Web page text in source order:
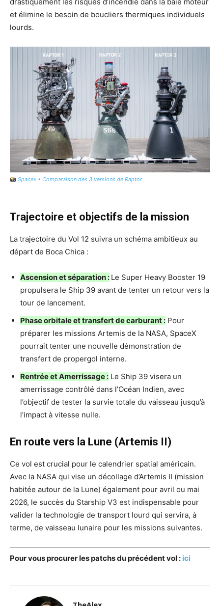
et élimine le besoin de boucliers thermiques individuels
lourds.
Spacex • Comparaison des 3 versions de Raptor
Trajectoire et objectifs de la mission
La trajectoire du Vol 12 suivra un schéma ambitieux au
départ de Boca Chica :
Ascension et séparation : Le Super Heavy Booster 19
propulsera le Ship 39 avant de tenter un retour vers la
tour de lancement.
Phase orbitale et transfert de carburant : Pour
préparer les missions Artemis de la NASA, SpaceX
pourrait tenter une nouvelle démonstration de
transfert de propergol interne.
Rentrée et Amerrissage : Le Ship 39 visera un
amerrissage contrôlé dans l’Océan Indien, avec
l’objectif de tester la survie totale du vaisseau jusqu’à
l’impact à vitesse nulle.
En route vers la Lune (Artemis II)
Ce vol est crucial pour le calendrier spatial américain.
Avec la NASA qui vise un décollage d’Artemis II (mission
habitée autour de la Lune) également pour avril ou mai
2026, le succès du Starship V3 est indispensable pour
valider la technologie de transport lourd qui servira, à
terme, de vaisseau lunaire pour les missions suivantes.
Pour vous procurer les patchs du précédent vol : ici